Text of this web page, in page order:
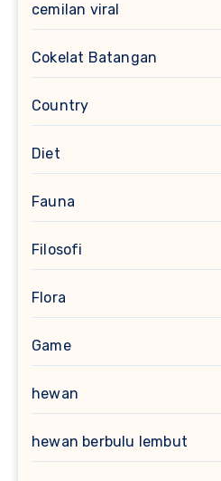
cemilan viral
Cokelat Batangan
Country
Diet
Fauna
Filosofi
Flora
Game
hewan
hewan berbulu lembut